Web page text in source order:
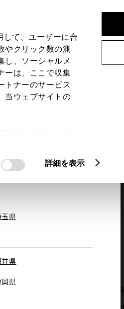
て、ユーザーに合
やクリック数の測
し、ソーシャルメ
ーは、ここで収集
トナーのサービス
当ウェブサイトの
詳細を表示
田県
県
県
県
。